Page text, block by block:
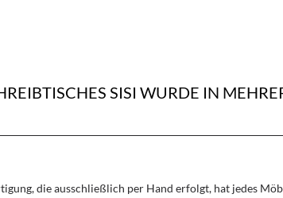
SISI WURDE IN
die ausschließlich per Hand erfolgt, hat jedes